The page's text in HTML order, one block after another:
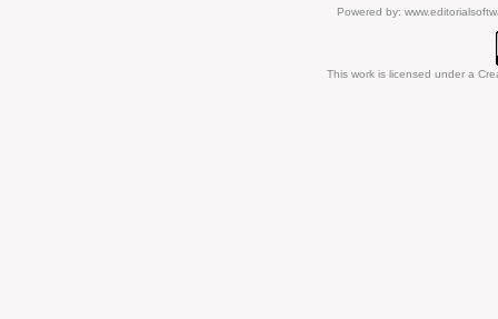
Powered by:
This work is licensed under a